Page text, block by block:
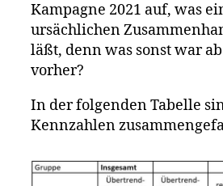
Kampagne 2021 auf, was
ursächlichen
läßt, denn was sonst war
vorher?
In der folgenden Tabelle
Kennzahlen